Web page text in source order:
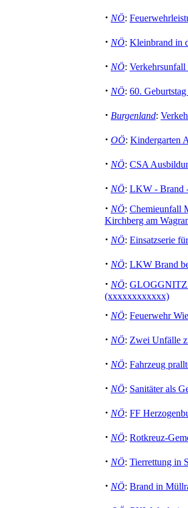
· NÖ:
· NÖ: Kleinbrand in
· NÖ:
· NÖ: 60.
· Burgenland:
· OÖ: Kindergarten
· NÖ: CSA
· NÖ: LKW - Brand
· NÖ: Chemieunfall
Kirchberg am
· NÖ: Einsatzserie
· NÖ: LKW Brand
· NÖ: GLOGGNITZ
(xxxxxxxxxxxx)
· NÖ: Feuerwehr
· NÖ: Zwei Unfälle
· NÖ: Fahrzeug
· NÖ: Sanitäter als
· NÖ: FF
· NÖ: Rotkreuz-
· NÖ: Tierrettung in
· NÖ: Brand in